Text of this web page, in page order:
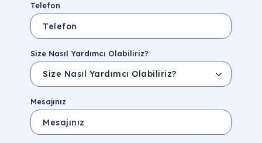
Telefon
Size Nasıl Yardımcı Olabiliriz?
Mesajınız